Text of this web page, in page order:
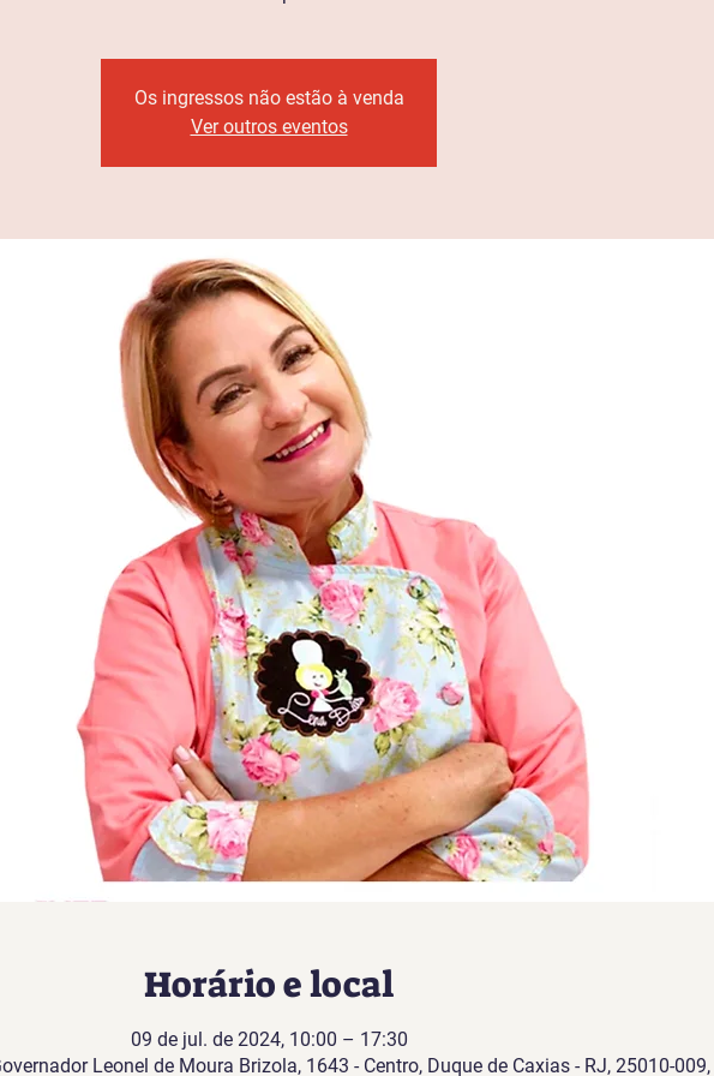
Os ingressos não estão à venda
Ver outros eventos
Horário e local
09 de jul. de 2024, 10:00 – 17:30
Leonel de Moura Brizola, 1643 - Centro, Duque de Caxias - RJ, 25010-